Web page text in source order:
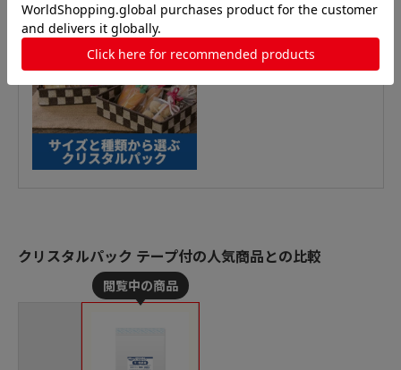
クリスタルパック テープ付の人気商品との比較